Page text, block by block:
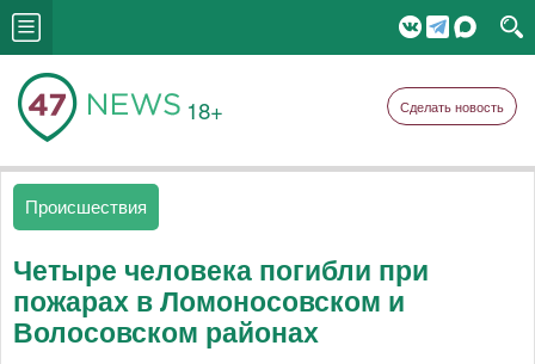
18+ Сделать новость
Происшествия
Четыре человека погибли при
пожарах в Ломоносовском и
Волосовском районах